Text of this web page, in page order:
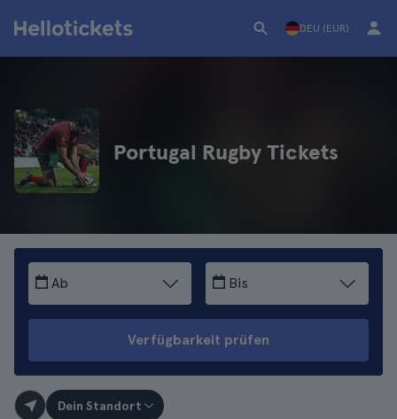
DEU (EUR)
Portugal Rugby Tickets
Ab Bis
Verfügbarkeit prüfen
Dein Standort